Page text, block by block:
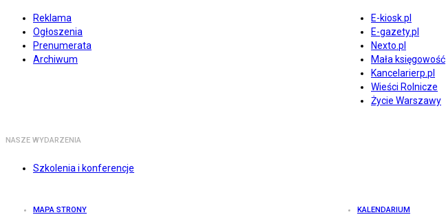
Reklama
Ogłoszenia
Prenumerata
Archiwum
E-kiosk.pl
E-gazety.pl
Nexto.pl
Mała księgowość
Kancelarierp.pl
Wieści Rolnicze
Życie Warszawy
NASZE WYDARZENIA
Szkolenia i konferencje
MAPA STRONY KALENDARIUM